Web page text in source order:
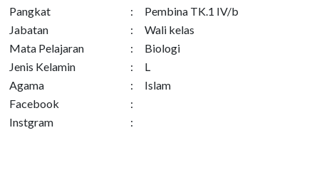
Pangkat
:
Pembina TK.1 IV/b
Jabatan
:
Wali kelas
Mata Pelajaran
:
Biologi
Jenis Kelamin
:
L
Agama
:
Islam
Facebook
:
Instgram
: